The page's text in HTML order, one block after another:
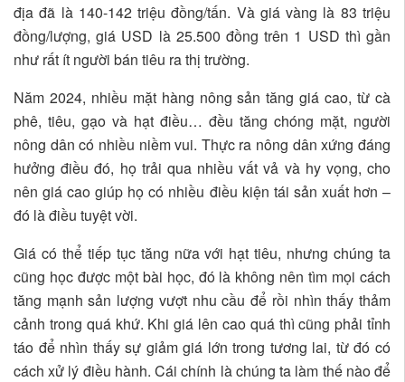
địa đã là 140-142 triệu đồng/tấn. Và giá vàng là 83 triệu
đồng/lượng, giá USD là 25.500 đồng trên 1 USD thì gần
như rất ít người bán tiêu ra thị trường.
Năm 2024, nhiều mặt hàng nông sản tăng giá cao, từ cà
phê, tiêu, gạo và hạt điều… đều tăng chóng mặt, người
nông dân có nhiều niềm vui. Thực ra nông dân xứng đáng
hưởng điều đó, họ trải qua nhiều vất vả và hy vọng, cho
nên giá cao giúp họ có nhiều điều kiện tái sản xuất hơn –
đó là điều tuyệt vời.
Giá có thể tiếp tục tăng nữa với hạt tiêu, nhưng chúng ta
cũng học được một bài học, đó là không nên tìm mọi cách
tăng mạnh sản lượng vượt nhu cầu để rồi nhìn thấy thảm
cảnh trong quá khứ. Khi giá lên cao quá thì cũng phải tỉnh
táo để nhìn thấy sự giảm giá lớn trong tương lai, từ đó có
cách xử lý điều hành. Cái chính là chúng ta làm thế nào để